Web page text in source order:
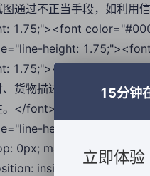
图通过不正当手段，如利
1.75;"><font
height:
1.75;"><font size="3"
货物描述不符的争议等。
。</font></div><div
height:
0px; margin-bottom:
inside; word-break:
15分钟
立即体验